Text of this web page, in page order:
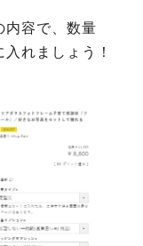
内容で、数量
れましょう！